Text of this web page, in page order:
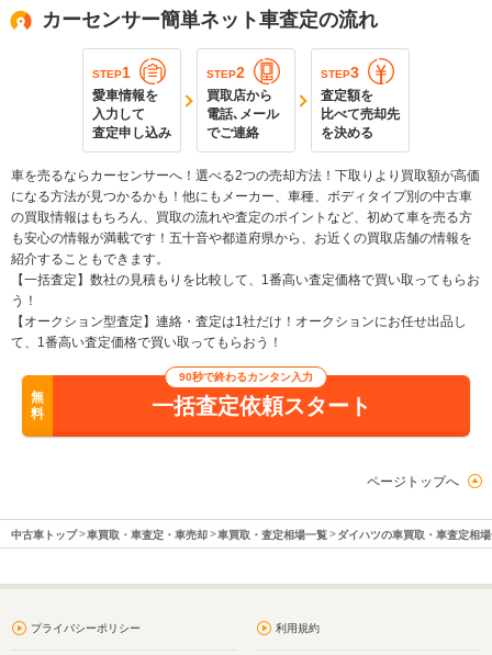
カーセンサー簡単ネット車査定の流れ
STEP1
愛車情報を
入力して
査定申し込み
STEP2
買取店から
電話､メール
でご連絡
STEP3
査定額を
比べて売却先
を決める
車を売るならカーセンサーへ！選べる2つの売却方法！下取りより買取額が高価
になる方法が見つかるかも！他にもメーカー、車種、ボディタイプ別の中古車
の買取情報はもちろん、買取の流れや査定のポイントなど、初めて車を売る方
も安心の情報が満載です！五十音や都道府県から、お近くの買取店舗の情報を
紹介することもできます。
【一括査定】数社の見積もりを比較して、1番高い査定価格で買い取ってもらお
う！
【オークション型査定】連絡・査定は1社だけ！オークションにお任せ出品し
て、1番高い査定価格で買い取ってもらおう！
無
料
90秒で終わるカンタン入力
一括査定依頼スタート
ページトップへ
中古車トップ 車買取・車査定・車売却 車買取・査定相場一覧 ダイハツの車買取・車査定相
プライバシーポリシー 利用規約